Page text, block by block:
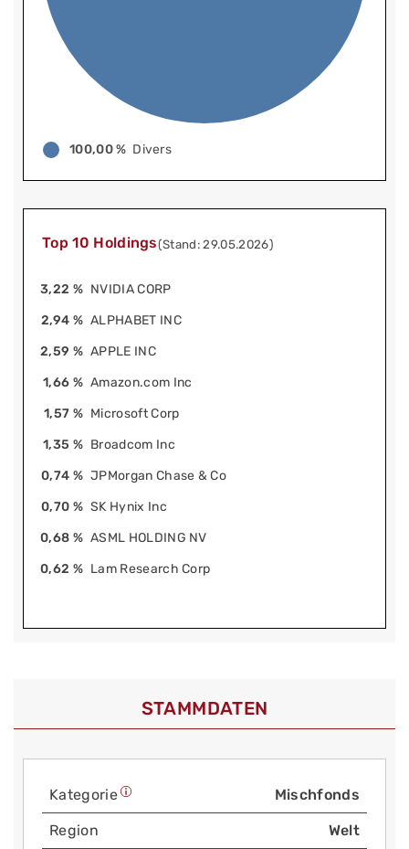
100,00 % Divers
Top 10 Holdings(Stand: 29.05.2026)
3,22 % NVIDIA CORP
2,94 % ALPHABET INC
2,59 % APPLE INC
1,66 % Amazon.com Inc
1,57 % Microsoft Corp
1,35 % Broadcom Inc
0,74 % JPMorgan Chase & Co
0,70 % SK Hynix Inc
0,68 % ASML HOLDING NV
0,62 % Lam Research Corp
STAMMDATEN
Kategorie Mischfonds
Region Welt